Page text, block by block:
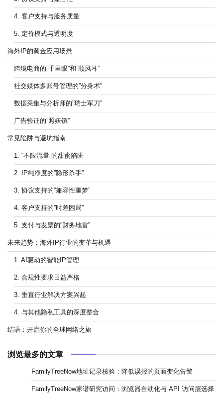
4. 客户支持与服务质量
5. 定价模式与透明度
海外IP的黄金应用场景
跨境电商的”千里眼”和”顺风耳”
社交媒体多账号管理的”分身术”
数据采集与分析师的”瑞士军刀”
广告验证的”照妖镜”
常见陷阱与避坑指南
1. “不限流量”的甜蜜陷阱
2. IP纯净度的”隐形杀手”
3. 协议支持的”兼容性噩梦”
4. 客户支持的”时差困局”
5. 支付与发票的”财务地雷”
未来趋势：海外IP行业的变革与机遇
1. AI驱动的智能IP管理
2. 合规性要求日益严格
3. 垂直行业解决方案兴起
4. 与其他隐私工具的深度整合
结语：开启你的全球网络之旅
浏览最多的文章
FamilyTreeNow地址记录核验：降低误报的页面变化告警
FamilyTreeNow家谱研究访问：浏览器自动化与 API 访问层选择